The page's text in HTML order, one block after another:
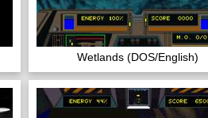
Wetlands (DOS/English)